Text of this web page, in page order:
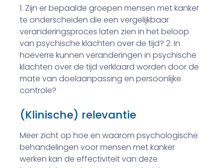
1. Zijn er bepaalde groepen mensen met kanker
te onderscheiden die een vergelijkbaar
veranderingsproces laten zien in het beloop
van psychische klachten over de tijd? 2. In
hoeverre kunnen veranderingen in psychische
klachten over de tijd verklaard worden door de
mate van doelaanpassing en persoonlijke
controle?
(Klinische) relevantie
Meer zicht op hoe en waarom psychologische
behandelingen voor mensen met kanker
werken kan de effectiviteit van deze